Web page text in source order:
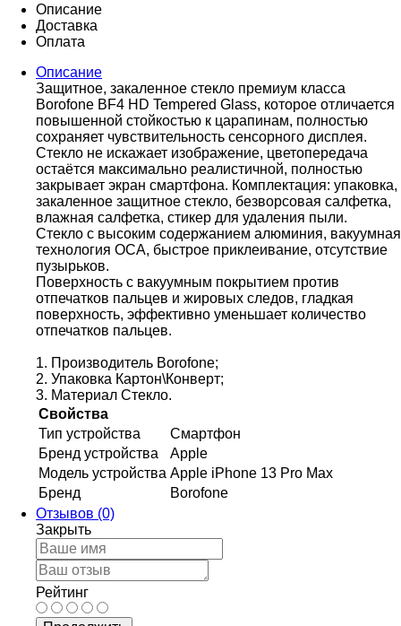
Описание
Доставка
Оплата
Описание
Защитное, закаленное стекло премиум класса
Borofone BF4 HD Tempered Glass, которое отличается
повышенной стойкостью к царапинам, полностью
сохраняет чувствительность сенсорного дисплея.
Стекло не искажает изображение, цветопередача
остаётся максимально реалистичной, полностью
закрывает экран смартфона. Комплектация: упаковка,
закаленное защитное стекло, безворсовая салфетка,
влажная салфетка, стикер для удаления пыли.
Стекло с высоким содержанием алюминия, вакуумная
технология OCA, быстрое приклеивание, отсутствие
пузырьков.
Поверхность с вакуумным покрытием против
отпечатков пальцев и жировых следов, гладкая
поверхность, эффективно уменьшает количество
отпечатков пальцев.
1. Производитель Borofone;
2. Упаковка Картон\Конверт;
3. Материал Стекло.
Свойства
Тип устройства
Смартфон
Бренд устройства
Apple
Модель устройства Apple iPhone 13 Pro Max
Бренд
Borofone
Отзывов (0)
Закрыть
Рейтинг